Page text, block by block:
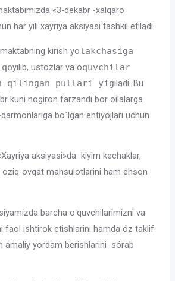
«3-dekabr -xalqaro
har yili xayriya aksiyasi tashkil etiladi.
kirish yolakchasiga
yilib, ustozlar va oquvchilar
qilingan pullari yigiladi. Bu
kuni nogiron farzandi bor oilalarga
bo`lgan ehtiyojlari uchun
aksiyasi»da kiyim kechaklar,
oziq-ovqat mahsulotlarini ham ehson
barcha oʻquvchilarimizni va
faol ishtirok etishlarini hamda óz taklif
amaliy yordam berishlarini sórab